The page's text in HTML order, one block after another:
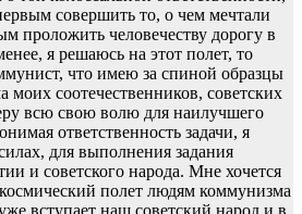
совершить то, о чем мечтали
проложить человечеству дорогу в
я решаюсь на этот полет, то
что имею за спиной образцы
моих соотечественников, советских
всю свою волю для наилучшего
ответственность задачи, я
для выполнения задания
и советского народа. Мне хочется
полет людям коммунизма